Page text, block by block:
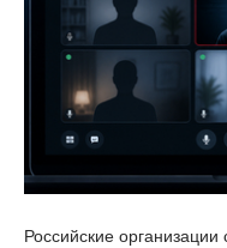
Российские организации